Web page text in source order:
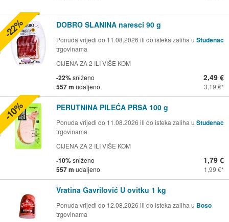
DOBRO SLANINA naresci 90 g
Ponuda vrijedi do 11.08.2026 ili do isteka zaliha u Studenac
trgovinama
CIJENA ZA 2 ILI VIŠE KOM
-22%sniženo
557 m udaljeno
2,49 €
3,19 €
-22%
PERUTNINA PILEĆA PRSA 100 g
Ponuda vrijedi do 11.08.2026 ili do isteka zaliha u Studenac
trgovinama
CIJENA ZA 2 ILI VIŠE KOM
-10%sniženo
557 m udaljeno
1,79 €
1,99 €
-10%
Vratina Gavrilović U ovitku 1 kg
Ponuda vrijedi do 12.08.2026 ili do isteka zaliha u Boso
trgovinama